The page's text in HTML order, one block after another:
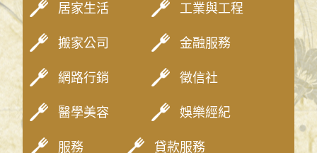
居家生活 工業與工程
搬家公司 金融服務
網路行銷 徵信社
醫學美容 娛樂經紀
服務 貸款服務